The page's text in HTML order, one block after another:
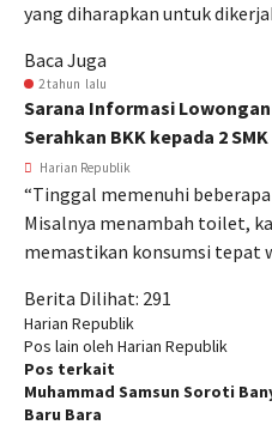
yang diharapkan untuk
Baca Juga
2 tahun lalu
Sarana Informasi
Serahkan BKK kepada 2
Harian Republik
“Tinggal memenuhi
Misalnya menambah toilet,
memastikan konsumsi tepat
Berita Dilihat: 291
Harian Republik
Pos lain oleh Harian Republik
Pos terkait
Muhammad Samsun Soroti
Baru Bara